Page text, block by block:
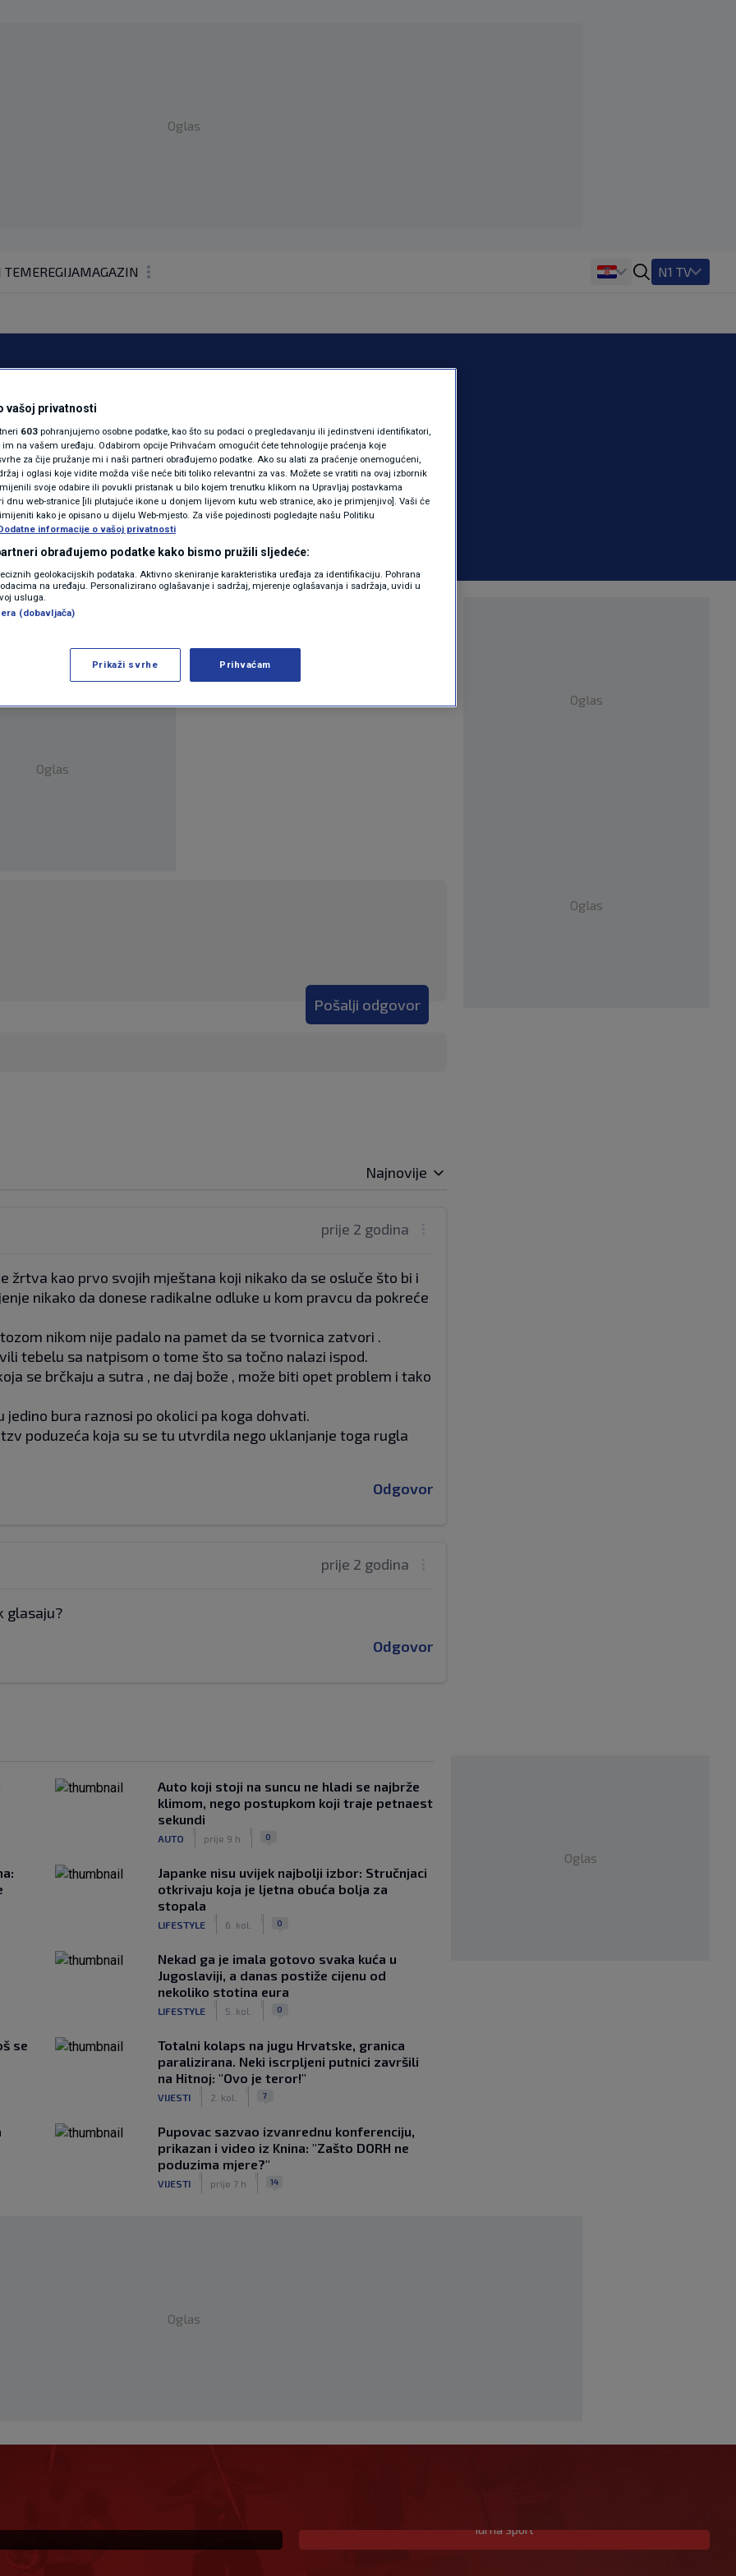
Oglas
TEMEREGIJAMAGAZIN
KOLUMNE
N1(DIS)INFO
FOTO
VIDEO
N1 TV
otpada
u more"
problem imena nesanirani azbestni otpad iz tvornice
mještani, prenosi Morski.hr.
Oglas
Pošalji odgovor
Najnovije
prije 2 godina
žrtva kao prvo svojih mještana koji nikako da se osluče što bi i
nikako da donese radikalne odluke u kom pravcu da pokreće
nikom nije padalo na pamet da se tvornica zatvori .
tebelu sa natpisom o tome što sa točno nalazi ispod.
se brčkaju a sutra , ne daj bože , može biti opet problem i tako
bura raznosi po okolici pa koga dohvati.
poduzeća koja su se tu utvrdila nego uklanjanje toga rugla
Odgovor
prije 2 godina
glasaju?
Odgovor
Oglas
Oglas
Auto koji stoji na suncu ne hladi se najbrže
klimom, nego postupkom koji traje petnaest
sekundi
AUTO prije 9 h 0
Japanke nisu uvijek najbolji izbor: Stručnjaci
otkrivaju koja je ljetna obuća bolja za
stopala
LIFESTYLE 6. kol. 0
Nekad ga je imala gotovo svaka kuća u
Jugoslaviji, a danas postiže cijenu od
nekoliko stotina eura
LIFESTYLE 5. kol. 0
se
Totalni kolaps na jugu Hrvatske, granica
paralizirana. Neki iscrpljeni putnici završili
na Hitnoj: "Ovo je teror!"
VIJESTI 2. kol. 7
Pupovac sazvao izvanrednu konferenciju,
prikazan i video iz Knina: "Zašto DORH ne
poduzima mjere?"
VIJESTI prije 7 h 14
Oglas
Oglas
druge lige, evo
Trener Istre uoči Poljuda: Prvenstvo je
Idi na Sport
vašoj privatnosti
603 pohranjujemo osobne podatke, kao što su podaci o pregledavanju ili jedinstveni identifikatori,
na vašem uređaju. Odabirom opcije Prihvaćam omogućit ćete tehnologije praćenja koje
za čije pružanje mi i naši partneri obrađujemo podatke. Ako su alati za praćenje onemogućeni,
i oglasi koje vidite možda više neće biti toliko relevantni za vas. Možete se vratiti na ovaj izbornik
svoje odabire ili povukli pristanak u bilo kojem trenutku klikom na Upravljaj postavkama
dnu web-stranice [ili plutajuće ikone u donjem lijevom kutu web stranice, ako je primjenjivo]. Vaši će
kako je opisano u dijelu Web-mjesto. Za više pojedinosti pogledajte našu Politiku
informacije o vašoj privatnosti
obrađujemo podatke kako bismo pružili sljedeće:
geolokacijskih podataka. Aktivno skeniranje karakteristika uređaja za identifikaciju. Pohrana
na uređaju. Personalizirano oglašavanje i sadržaj, mjerenje oglašavanja i sadržaja, uvidi u
usluga.
(dobavljača)
Prikaži svrhe Prihvaćam